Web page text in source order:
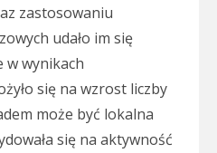
zastosowaniu
udało im się
w wynikach
się na wzrost liczby
może być lokalna
się na aktywność